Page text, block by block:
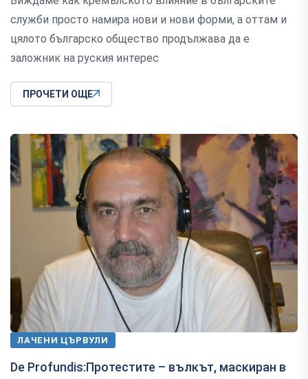
служби просто намира нови и нови форми, а оттам и
цялото българско общество продължава да е
заложник на руския интерес
ПРОЧЕТИ ОЩЕ
ЛАЧЕНИ ЦЪРВУЛИ
De Profundis:Протестите – вълкът, маскиран в